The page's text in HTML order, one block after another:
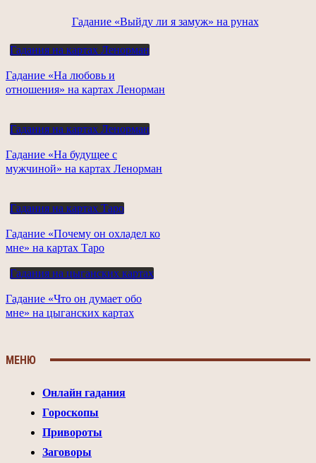
Гадание «Выйду ли я замуж» на рунах
Гадания на картах Ленорман
Гадание «На любовь и
отношения» на картах Ленорман
Гадания на картах Ленорман
Гадание «На будущее с
мужчиной» на картах Ленорман
Гадания на картах Таро
Гадание «Почему он охладел ко
мне» на картах Таро
Гадания на цыганских картах
Гадание «Что он думает обо
мне» на цыганских картах
МЕНЮ
Онлайн гадания
Гороскопы
Привороты
Заговоры